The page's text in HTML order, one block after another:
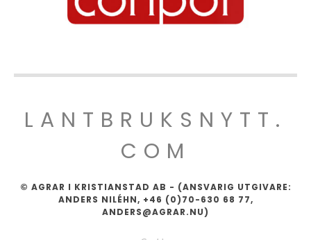
LANTBRUKSNYTT.
COM
© AGRAR I KRISTIANSTAD AB - (ANSVARIG UTGIVARE:
ANDERS NILÉHN, +46 (0)70-630 68 77,
ANDERS@AGRAR.NU)